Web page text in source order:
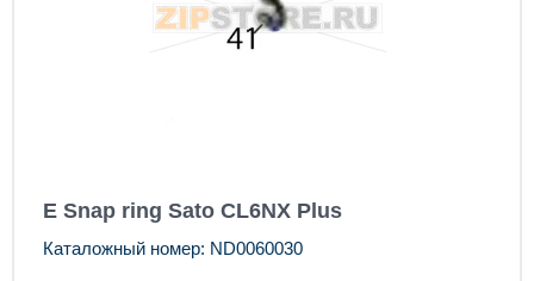
E Snap ring Sato CL6NX Plus
Каталожный номер: ND0060030